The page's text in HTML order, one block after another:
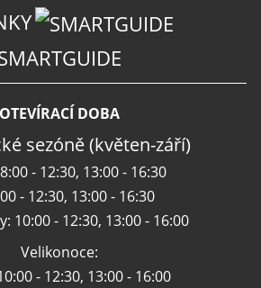
OTEVÍRACÍ DOBA
sezóně (květen-září)
- 12:30, 13:00 - 16:30
- 12:30, 13:00 - 16:30
10:00 - 12:30, 13:00 - 16:00
Velikonoce:
- 12:30, 13:00 - 16:00